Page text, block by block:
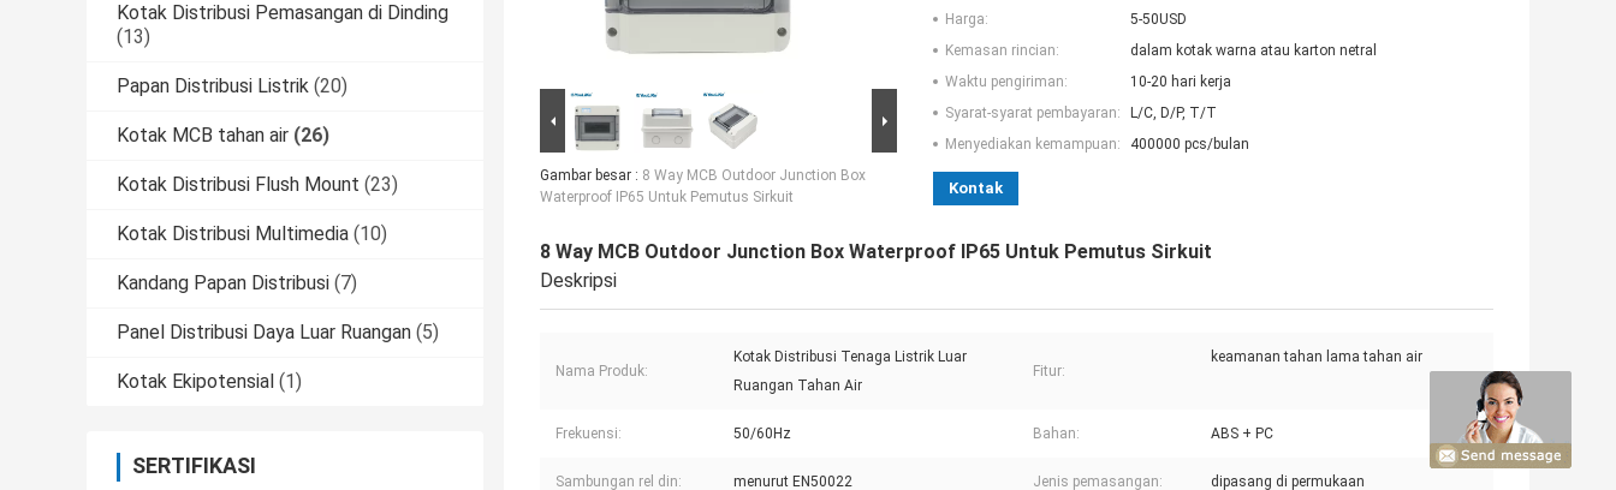
Kotak Distribusi Pemasangan di Dinding
(13)
Papan Distribusi Listrik (20)
Kotak MCB tahan air (26)
Kotak Distribusi Flush Mount (23)
Kotak Distribusi Multimedia (10)
Kandang Papan Distribusi (7)
Panel Distribusi Daya Luar Ruangan (5)
Kotak Ekipotensial (1)
SERTIFIKASI
Gambar besar : 8 Way MCB Outdoor Junction Box
Waterproof IP65 Untuk Pemutus Sirkuit
Harga:
5-50USD
Kemasan rincian:
dalam kotak warna atau karton netral
Waktu pengiriman:
10-20 hari kerja
Syarat-syarat pembayaran:
L/C, D/P, T/T
Menyediakan kemampuan:
400000 pcs/bulan
Kontak
8 Way MCB Outdoor Junction Box Waterproof IP65 Untuk Pemutus Sirkuit
Deskripsi
Nama Produk:
Kotak Distribusi Tenaga Listrik Luar
Ruangan Tahan Air
Fitur:
keamanan tahan lama tahan air
Frekuensi: 50/60Hz Bahan: ABS + PC
Sambungan rel din: menurut EN50022 Jenis pemasangan: dipasang di permukaan